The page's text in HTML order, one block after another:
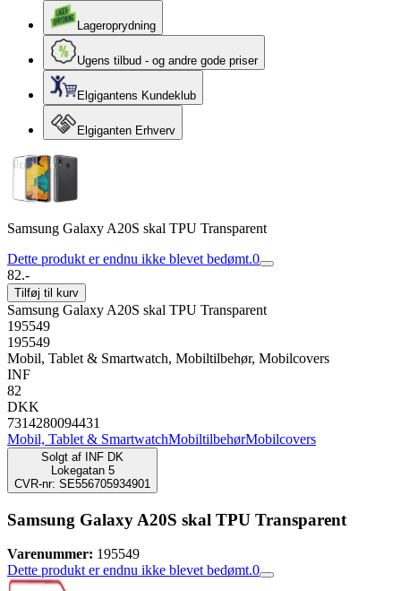
Lageroprydning
Ugens tilbud - og andre gode priser
Elgigantens Kundeklub
Elgiganten Erhverv
Samsung Galaxy A20S skal TPU Transparent
Dette produkt er endnu ikke blevet bedømt.0
82.-
Tilføj til kurv
Samsung Galaxy A20S skal TPU Transparent
195549
195549
Mobil, Tablet & Smartwatch, Mobiltilbehør, Mobilcovers
INF
82
DKK
7314280094431
Mobil, Tablet & SmartwatchMobiltilbehørMobilcovers
Solgt af
INF DK
Lokegatan 5
CVR-nr: SE556705934901
Samsung Galaxy A20S skal TPU Transparent
Varenummer: 195549
Dette produkt er endnu ikke blevet bedømt.0